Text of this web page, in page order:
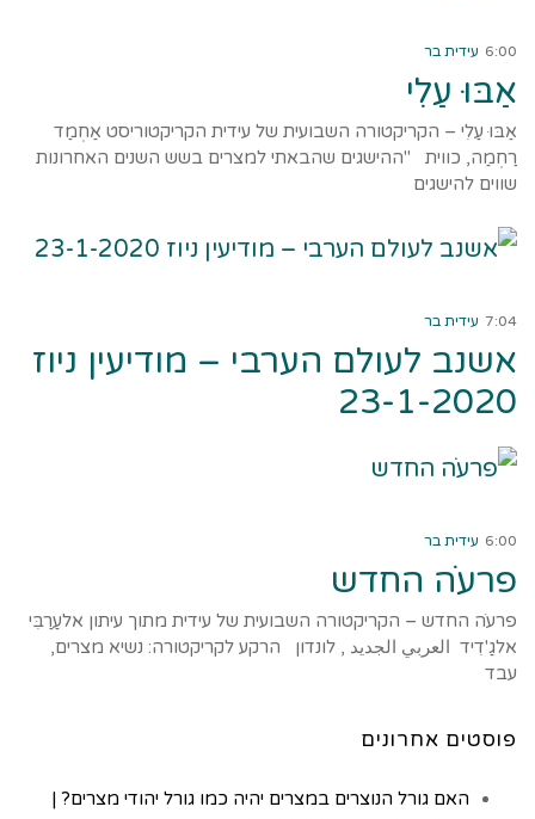
6:00 עידית בר
אַבּוּ עַלִי
אַבּוּ עַלִי – הקריקטורה השבועית של עידית הקריקטוריסט אַחְמַד
רַחְמַה, כווית "ההישגים שהבאתי למצרים בשש השנים האחרונות
שווים להישגים
7:04 עידית בר
אשנב לעולם הערבי – מודיעין ניוז
23-1-2020
6:00 עידית בר
פרעֹה החדש
פרעֹה החדש – הקריקטורה השבועית של עידית מתוך עיתון אלעַרַבִּי
אלגַ'דִיד العربي الجديد , לונדון הרקע לקריקטורה: נשיא מצרים,
עבד
פוסטים אחרונים
האם גורל הנוצרים במצרים יהיה כמו גורל יהודי מצרים? |